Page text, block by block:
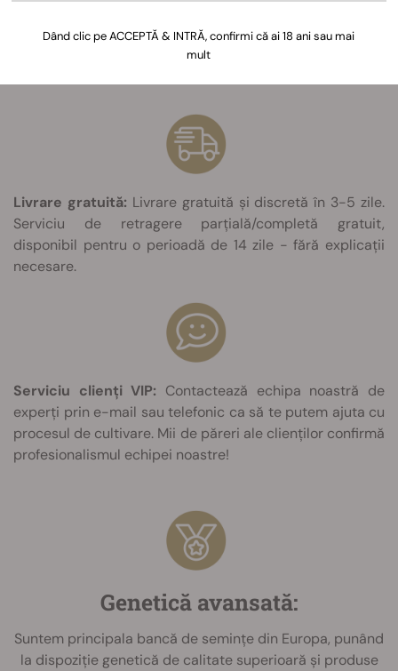
asemenea, poți alege și dintr-o gamă variată de cadouri
Livrare gratuită: Livrare gratuită și discretă în 3-5 zile.
Serviciu de retragere parțială/completă gratuit,
disponibil pentru o perioadă de 14 zile - fără explicații
necesare.
Serviciu clienți VIP: Contactează echipa noastră de
experți prin e-mail sau telefonic ca să te putem ajuta cu
procesul de cultivare. Mii de păreri ale clienților confirmă
profesionalismul echipei noastre!
Genetică avansată:
Suntem principala bancă de semințe din Europa, punând
la dispoziție genetică de calitate superioară și produse
Dând clic pe ACCEPTĂ & INTRĂ, confirmi că ai 18 ani sau mai
mult